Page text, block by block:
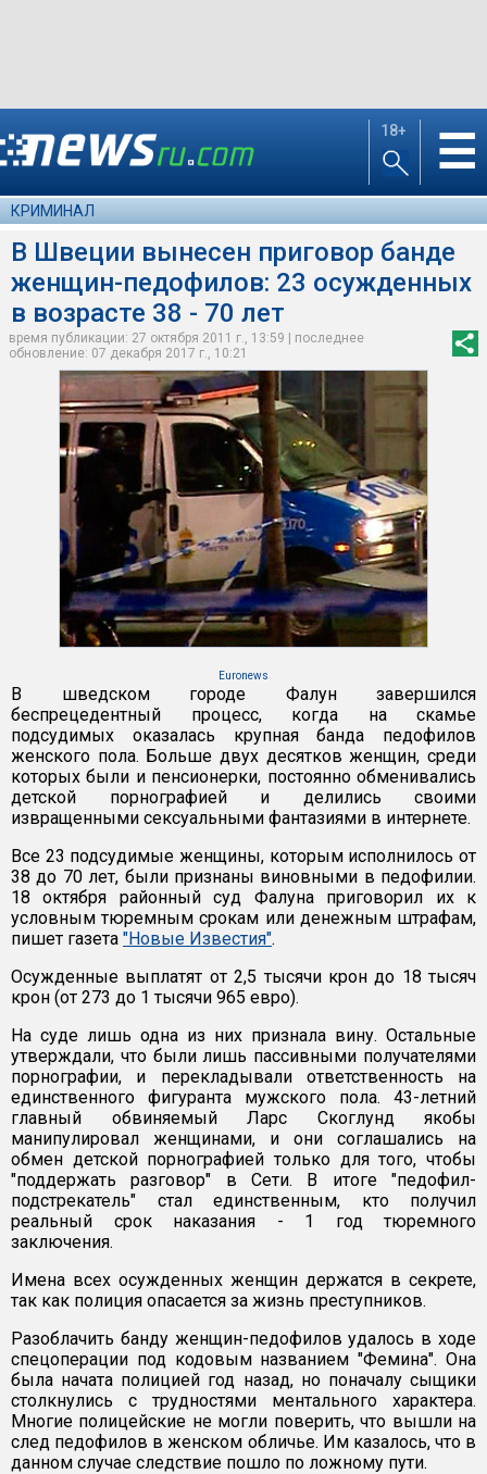
18+ ☰
КРИМИНАЛ
В Швеции вынесен приговор банде
женщин-педофилов: 23 осужденных
в возрасте 38 - 70 лет
время публикации: 27 октября 2011 г., 13:59 | последнее
обновление: 07 декабря 2017 г., 10:21
Euronews
В шведском городе Фалун завершился
беспрецедентный процесс, когда на скамье
подсудимых оказалась крупная банда педофилов
женского пола. Больше двух десятков женщин, среди
которых были и пенсионерки, постоянно обменивались
детской порнографией и делились своими
извращенными сексуальными фантазиями в интернете.
Все 23 подсудимые женщины, которым исполнилось от
38 до 70 лет, были признаны виновными в педофилии.
18 октября районный суд Фалуна приговорил их к
условным тюремным срокам или денежным штрафам,
пишет газета "Новые Известия".
Осужденные выплатят от 2,5 тысячи крон до 18 тысяч
крон (от 273 до 1 тысячи 965 евро).
На суде лишь одна из них признала вину. Остальные
утверждали, что были лишь пассивными получателями
порнографии, и перекладывали ответственность на
единственного фигуранта мужского пола. 43-летний
главный обвиняемый Ларс Скоглунд якобы
манипулировал женщинами, и они соглашались на
обмен детской порнографией только для того, чтобы
"поддержать разговор" в Сети. В итоге "педофил-
подстрекатель" стал единственным, кто получил
реальный срок наказания - 1 год тюремного
заключения.
Имена всех осужденных женщин держатся в секрете,
так как полиция опасается за жизнь преступников.
Разоблачить банду женщин-педофилов удалось в ходе
спецоперации под кодовым названием "Фемина". Она
была начата полицией год назад, но поначалу сыщики
столкнулись с трудностями ментального характера.
Многие полицейские не могли поверить, что вышли на
след педофилов в женском обличье. Им казалось, что в
данном случае следствие пошло по ложному пути.